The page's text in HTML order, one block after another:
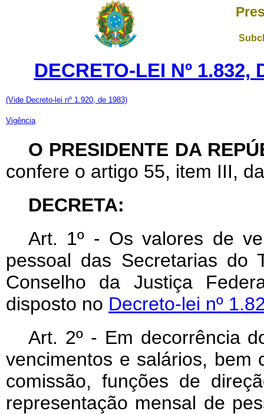
DECRETO-LEI Nº 1.832,
(Vide Decreto-lei nº 1.920, de 1983)
Vigência
O PRESIDENTE DA
confere o artigo 55, item III,
DECRETA:
Art. 1º - Os valores de
pessoal das Secretarias do
Conselho da Justiça
disposto no Decreto-lei nº
Art. 2º - Em decorrência
vencimentos e salários, bem
comissão, funções de
representação mensal de